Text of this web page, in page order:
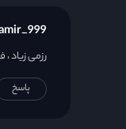
رزمی زیاد
پاسخ